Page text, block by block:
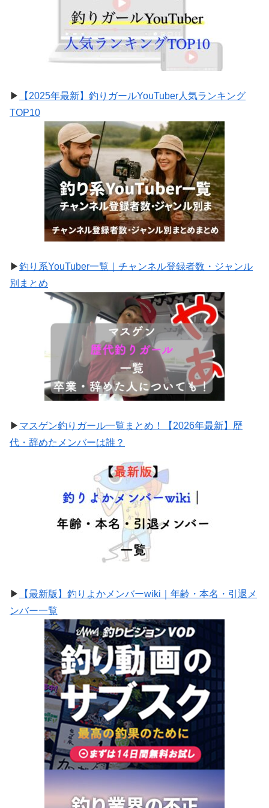
▶
【2025年最新】釣りガールYouTuber人気ランキング
TOP10
▶釣り系YouTuber一覧｜チャンネル登録者数・ジャンル
別まとめ
▶ マスゲン釣りガール一覧まとめ！【2026年最新】歴
代・辞めたメンバーは誰？
▶
【最新版】釣りよかメンバーwiki｜年齢・本名・引退メ
ンバー一覧